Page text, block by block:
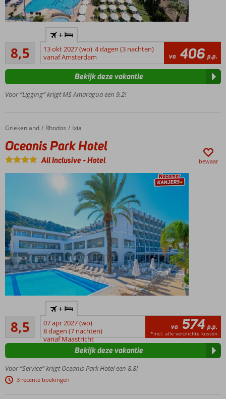
All
Inclusive
boulevard
en het
strand
Een buffet- en
carterestaurant
met
over zee
Op
loopafstand
van hartje
Carihuela
Halfpension
8,5
Aanrader
331
beoordelingen
+
13 okt 2027 (wo) 4 dagen (3 nachten)
vanaf Amsterdam
va 406 p.p.
Voor “Ligging” krijgt MS Amaragua een 9,2!
Bekijk deze vakantie
Home
Griekenland Rhodos Ixia
Oceanis Park Hotel
Oceanis Park Hotel
All Inclusive-Hotel bewaar
strand
en
centrum
Restaurants
en winkels
op
loopafstand
8,5Aanrader
762
beoordelingen
+
07 apr 2027 (wo)
8 dagen (7 nachten)
vanaf Maastricht
va 574 p.p.
*incl. alle verplichte kosten
Voor “Service” krijgt Oceanis Park Hotel een 8,8!
3 recente boekingen
Bekijk deze vakantie